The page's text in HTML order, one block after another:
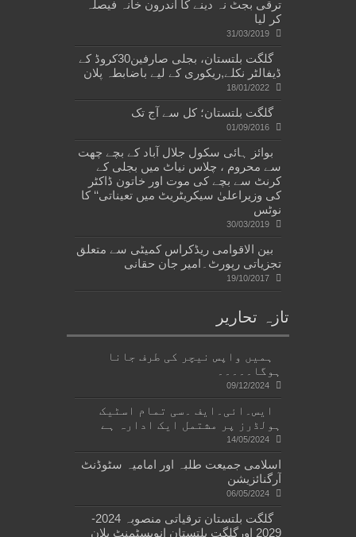
ترقی بجٹ نہ دینے کا اندرون خانہ فیصلہ
کر لیا
31/03/2019
گلگت بلتستان، بجلی صارفین30کروڈ کے
ڈیفالٹر نکلے,ریکوری کے لیے باضابطہ پلان
18/01/2022
گلگت بلتستان؛ کل سے آج تک
01/09/2016
بوائز ہائی سکول جلال آباد کے بچے چھت
سے محروم ، چلاس نیاٹ میں بجلی کے
کرنٹ سے بچے کی موت اور خاتون ڈاکٹر
کی وزیراعلیٰ سیکریٹریٹ میں تعیناتی‘‘ کا
نوٹس
30/03/2019
بین الاقوامی ریڈکراس کمیٹی سے متعلق
تجزیاتی رپورٹ۔امیر جان حقانی
19/10/2017
تازہ تحاریر
ہمیں واپس نیچر کی طرف جانا
ہوگا۔۔۔۔۔
09/12/2024
ایس۔ائی۔ایف ۔سی تمام اسٹیک
ہولڈرز پر مشتمل ایک ادارہ ہے
14/05/2024
اسلامی جمیعت طلبہ اور امامیہ سٹوڈنٹ
آرگنائزیشن
06/05/2024
گلگت بلتستان ترقیاتی منصوبہ 2024-
2029 اورگلگت بلتستان انویسٹمنٹ پلان